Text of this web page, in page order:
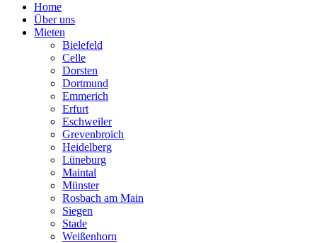
Home
Über uns
Mieten
Bielefeld
Celle
Dorsten
Dortmund
Emmerich
Erfurt
Eschweiler
Grevenbroich
Heidelberg
Lüneburg
Maintal
Münster
Rosbach am Main
Siegen
Stade
Weißenhorn